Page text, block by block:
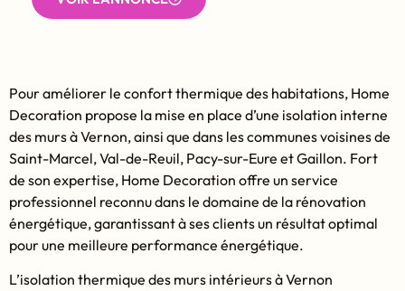
Pour améliorer le confort thermique des habitations, Home
Decoration propose la mise en place d’une isolation interne
des murs à Vernon, ainsi que dans les communes voisines de
Saint-Marcel, Val-de-Reuil, Pacy-sur-Eure et Gaillon. Fort
de son expertise, Home Decoration offre un service
professionnel reconnu dans le domaine de la rénovation
énergétique, garantissant à ses clients un résultat optimal
pour une meilleure performance énergétique.
L’isolation thermique des murs intérieurs à Vernon